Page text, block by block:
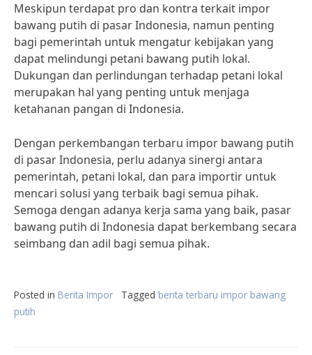
Meskipun terdapat pro dan kontra terkait impor
bawang putih di pasar Indonesia, namun penting
bagi pemerintah untuk mengatur kebijakan yang
dapat melindungi petani bawang putih lokal.
Dukungan dan perlindungan terhadap petani lokal
merupakan hal yang penting untuk menjaga
ketahanan pangan di Indonesia.
Dengan perkembangan terbaru impor bawang putih
di pasar Indonesia, perlu adanya sinergi antara
pemerintah, petani lokal, dan para importir untuk
mencari solusi yang terbaik bagi semua pihak.
Semoga dengan adanya kerja sama yang baik, pasar
bawang putih di Indonesia dapat berkembang secara
seimbang dan adil bagi semua pihak.
Posted in Berita Impor Tagged berita terbaru impor bawang
putih